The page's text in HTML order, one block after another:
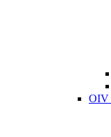
OIV